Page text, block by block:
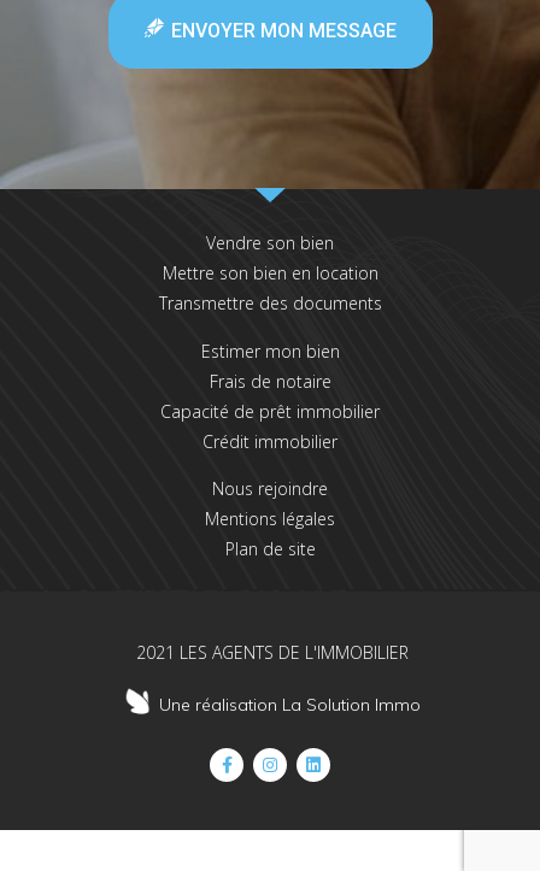
ENVOYER MON MESSAGE
Vendre son bien
Mettre son bien en location
Transmettre des documents
Estimer mon bien
Frais de notaire
Capacité de prêt immobilier
Crédit immobilier
Nous rejoindre
Mentions légales
Plan de site
2021 LES AGENTS DE L'IMMOBILIER
Une réalisation La Solution Immo